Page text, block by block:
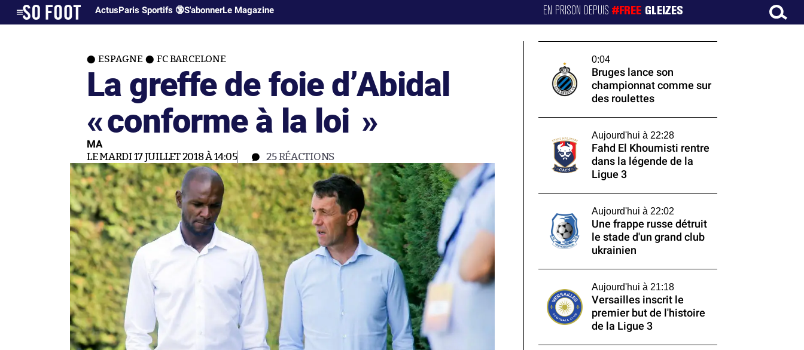
ActusParis Sportifs 🔞S'abonnerLe Magazine EN PRISON DEPUIS#FREE GLEIZES
ESPAGNE FC BARCELONE
La greffe de foie d’Abidal
«conforme à la loi »
MA
LE MARDI 17 JUILLET 2018 À 14:05 25RÉACTIONS
0:04
Bruges lance son
championnat comme sur
des roulettes
Aujourd'hui à 22:28
Fahd El Khoumisti rentre
dans la légende de la
Ligue 3
Aujourd'hui à 22:02
Une frappe russe détruit
le stade d'un grand club
ukrainien
Aujourd'hui à 21:18
Versailles inscrit le
premier but de l'histoire
de la Ligue 3